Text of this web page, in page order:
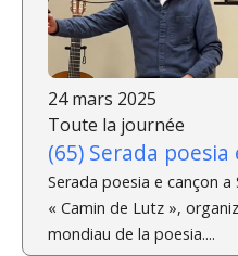
24 mars 2025
Toute la journée
(65) Serada
Serada poesia e cançon
« Camin de Lutz »,
mondiau de la poesia....